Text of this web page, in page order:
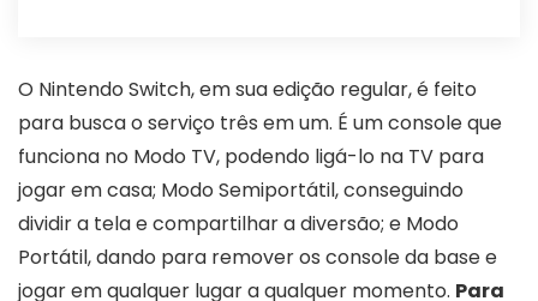
O Nintendo Switch, em sua edição regular, é feito
para busca o serviço três em um. É um console que
funciona no Modo TV, podendo ligá-lo na TV para
jogar em casa; Modo Semiportátil, conseguindo
dividir a tela e compartilhar a diversão; e Modo
Portátil, dando para remover os console da base e
jogar em qualquer lugar a qualquer momento. Para